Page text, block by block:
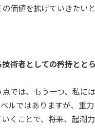
価値を拡げていきたい
技術者としての矜持とと
では、もう一つ、私に
ルではありますが、重
くことで、将来、起潮